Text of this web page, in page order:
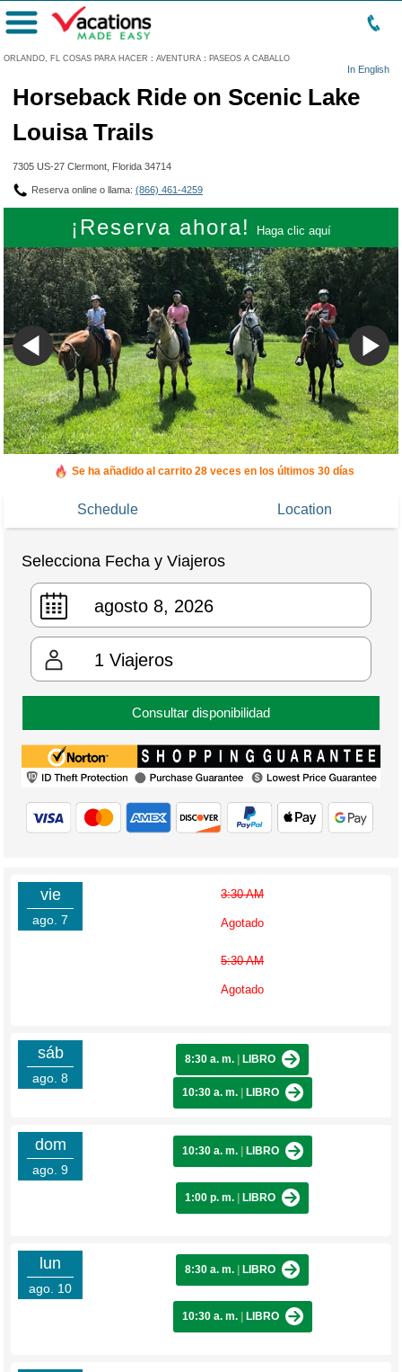
ORLANDO, FL COSAS PARA HACER : AVENTURA : PASEOS A CABALLO
In English
Menú
Horseback Ride on Scenic Lake
Louisa Trails
7305 US-27 Clermont, Florida 34714
Reserva online o llama: (866) 461-4259
¡Reserva ahora! Haga clic aquí
Se ha añadido al carrito 28 veces en los últimos 30 días
Schedule Location
Selecciona Fecha y Viajeros
1 Viajeros
Consultar disponibilidad
vie
ago. 7
3:30 AM
Agotado
5:30 AM
Agotado
sáb
ago. 8
8:30 a. m. LIBRO
10:30 a. m. LIBRO
dom
ago. 9
10:30 a. m. LIBRO
1:00 p. m. LIBRO
lun
ago. 10
8:30 a. m. LIBRO
10:30 a. m. LIBRO